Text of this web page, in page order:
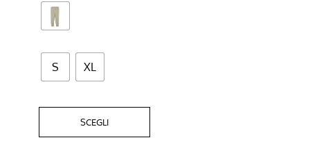
S XL
SCEGLI
nella
pagina
prodotto